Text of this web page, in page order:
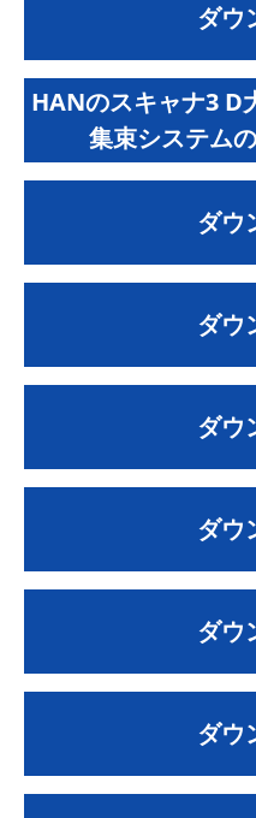
ダウ
HANのスキャナ3 D
集束システム
ダウ
ダウ
ダウ
ダウ
ダウ
ダウ